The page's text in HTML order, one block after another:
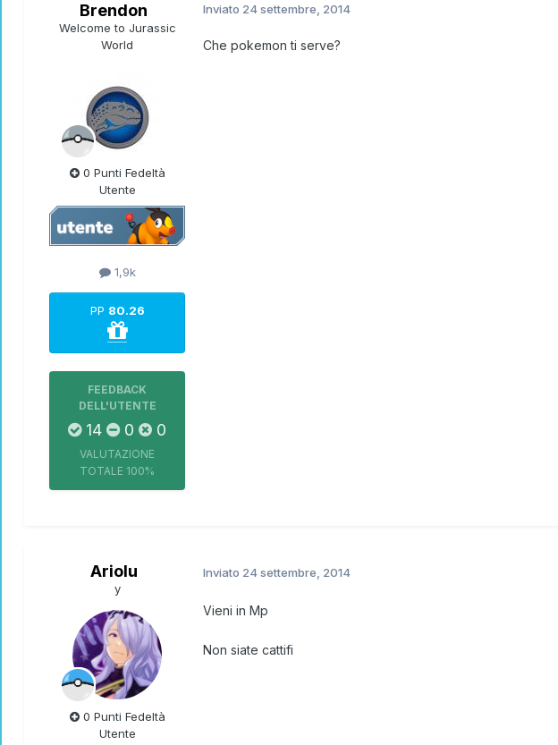
Brendon
Welcome to Jurassic
World
0 Punti Fedeltà
Utente
1,9k
PP 80.26
FEEDBACK
DELL'UTENTE
14 0 0
VALUTAZIONE
TOTALE 100%
Inviato 24 settembre, 2014
Che pokemon ti serve?
Ariolu
y
0 Punti Fedeltà
Utente
Inviato 24 settembre, 2014
Vieni in Mp
Non siate cattifi